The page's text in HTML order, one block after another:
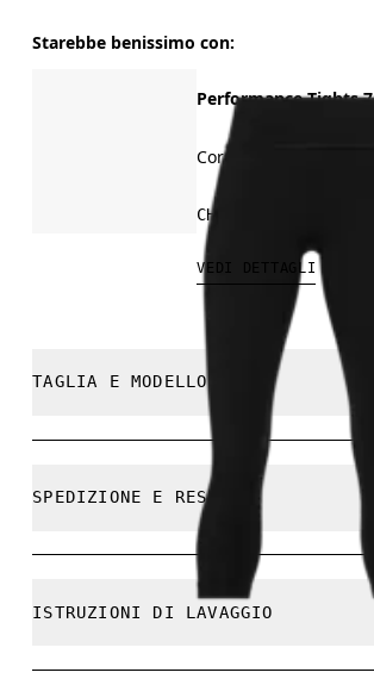
Starebbe benissimo con:
Performance Tights
Corsa su strada,
CHF 140.00
VEDI DETTAGLI
TAGLIA E MODELLO
Aderente. Fedele alla taglia.
Sienna è alta 180 cm e
SPEDIZIONE E RESI
Spedizione gratuita su tutti gli ordini
Reso gratuito esteso a 30 giorni
ISTRUZIONI DI LAVAGGIO